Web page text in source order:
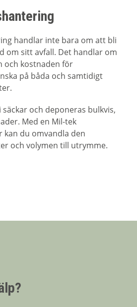
handlar inte bara om att bli
om sitt avfall. Det handlar om
och kostnaden för
på båda och samtidigt
och deponeras bulkvis,
Med en Mil-tek
du omvandla den
och volymen till utrymme.